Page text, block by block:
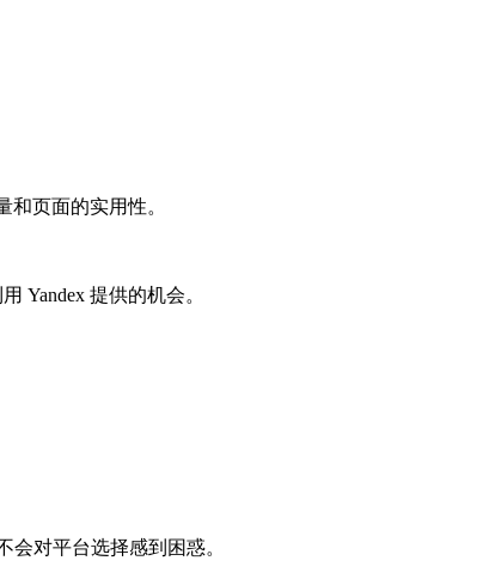
页面的实用性。
Yandex 提供的机会。
对平台选择感到困惑。